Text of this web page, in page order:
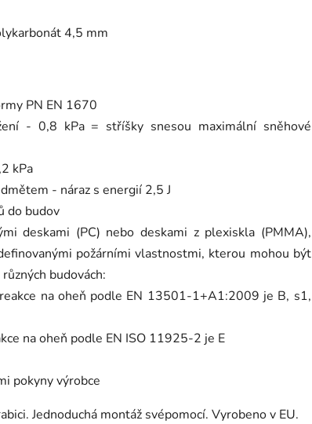
4,5 mm
PN EN 1670
- 0,8 kPa = stříšky snesou maximální sněhové
kPa
- náraz s energií 2,5 J
do budov
deskami (PC) nebo deskami z plexiskla (PMMA),
požárními vlastnostmi, kterou mohou být
budovách:
na oheň podle EN 13501-1+A1:2009 je B, s1,
na oheň podle EN ISO 11925-2 je E
pokyny výrobce
Jednoduchá montáž svépomocí. Vyrobeno v EU.